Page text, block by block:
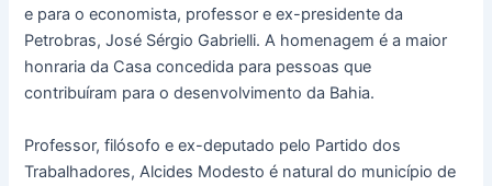
e para o economista, professor e ex-presidente da
Petrobras, José Sérgio Gabrielli. A homenagem é a maior
honraria da Casa concedida para pessoas que
contribuíram para o desenvolvimento da Bahia.
Professor, filósofo e ex-deputado pelo Partido dos
Trabalhadores, Alcides Modesto é natural do município de